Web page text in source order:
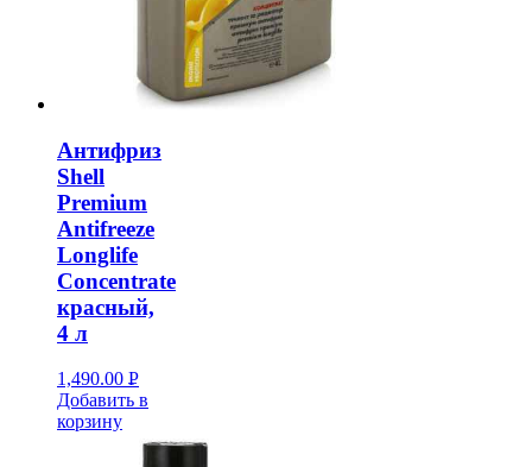
Антифриз
Shell
Premium
Antifreeze
Longlife
Concentrate
красный,
4 л
1,490.00 Р
УБ.
Добавить в
корзину